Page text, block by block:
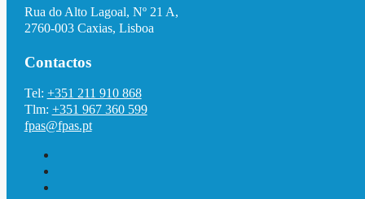
Rua do Alto Lagoal, Nº 21 A,
2760-003 Caxias, Lisboa
Contactos
Tel: +351 211 910 868
Tlm: +351 967 360 599
fpas@fpas.pt